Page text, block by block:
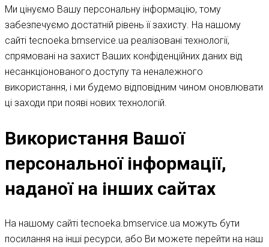
Ми цінуємо Вашу персональну інформацію, тому
забезпечуємо достатній рівень її захисту. На нашому
сайті tecnoeka.bmservice.ua реалізовані технології,
спрямовані на захист Ваших конфіденційних даних від
несанкціонованого доступу та неналежного
використання, і ми будемо відповідним чином оновлювати
ці заходи при появі нових технологій.
Використання Вашої
персональної інформації,
наданої на інших сайтах
На нашому сайті tecnoeka.bmservice.ua можуть бути
посилання на інші ресурси, або Ви можете перейти на наш